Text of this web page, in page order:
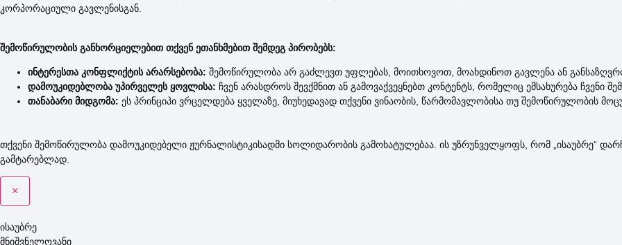
კორპორაციული გავლენისგან.
შემოწირულობის განხორციელებით თქვენ ეთანხმებით შემდეგ პირობებს:
ინტერესთა კონფლიქტის არარსებობა: შემოწირულობა არ გაძლევთ უფლებას, მოითხოვოთ, მოახდინოთ გავლენა ან
დამოუკიდებლობა უპირველეს ყოვლისა: ჩვენ არასდროს შევქმნით ან გამოვაქვეყნებთ კონტენტს, რომელიც ემსახურება ჩვენი
თანაბარი მიდგომა: ეს პრინციპი ვრცელდება ყველაზე, მიუხედავად თქვენი ვინაობის, წარმომავლობისა თუ შემოწირულობის
თქვენი შემოწირულობა დამოუკიდებელი ჟურნალისტიკისადმი სოლიდარობის გამოხატულებაა. ის უზრუნველყოფს, რომ „ისაუბრე“
გამტარებლად.
×
ისაუბრე
მნიშვნელოვანი